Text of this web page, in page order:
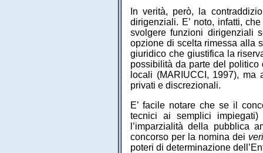
In verità, però, la
dirigenziali. E’ noto, infatti,
svolgere funzioni dirigenziali
opzione di scelta rimessa alla
giuridico che giustifica la
possibilità da parte del
locali (MARIUCCI, 1997), ma
privati e discrezionali.
E’ facile notare che se il
tecnici ai semplici
l’imparzialità della pubblica
concorso per la nomina dei veri
poteri di determinazione